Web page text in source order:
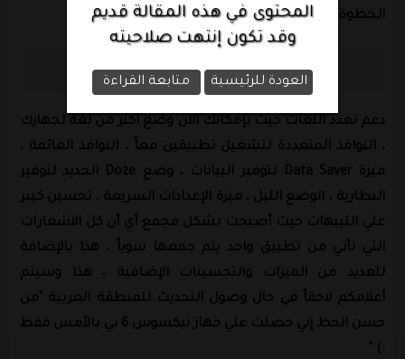
المحتوى في هذه المقالة قديم
وقد تكون إنتهت صلاحيته
العودة للرئيسية متابعة القراءة
الخطوة إلا إذا كنت علي دراية كامة لهذا الأمر
أهم المزايا الجديدة في Android 7.0 Nougat
دعم تعدد اللغات حيث بإمكانك الان وضع أكثر من لغة لجهازك
، النوافذ المتعددة لتشغيل تطبيقين معاً ، النوافذ العائمة ،
ميزة Data Saver لتوفير البيانات ، وضع Doze الجديد لتوفير
البطارية ، الوضع الليل ، ميزة الإعدادات السريعة ، تحسين كيبر
علي التبيهات حيث أصبحت بشكل مجمع أي أن كل الاشعارات
التي تأتي من تطبيق واحد يتم جمعها سوياً ، هذا بالإضافة
للعديد من الميزات والتحسينات الإضافية ، هذا وسيتم
أعلامكم لاحقاً في حال وصول التحديث للمنطقة العربية "من
حسن الحظ إني حصلت علي جهاز نيكسوس 6 بي بالأمس فقط
:) "